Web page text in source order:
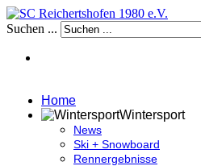
Suchen ...
Home
Wintersport
News
Ski + Snowboard
Rennergebnisse